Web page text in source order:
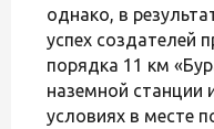
однако, в
успех создателей
порядка 11 км
наземной
условиях в месте